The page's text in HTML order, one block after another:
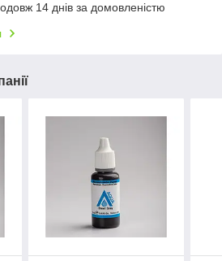
14 днів за домовленістю